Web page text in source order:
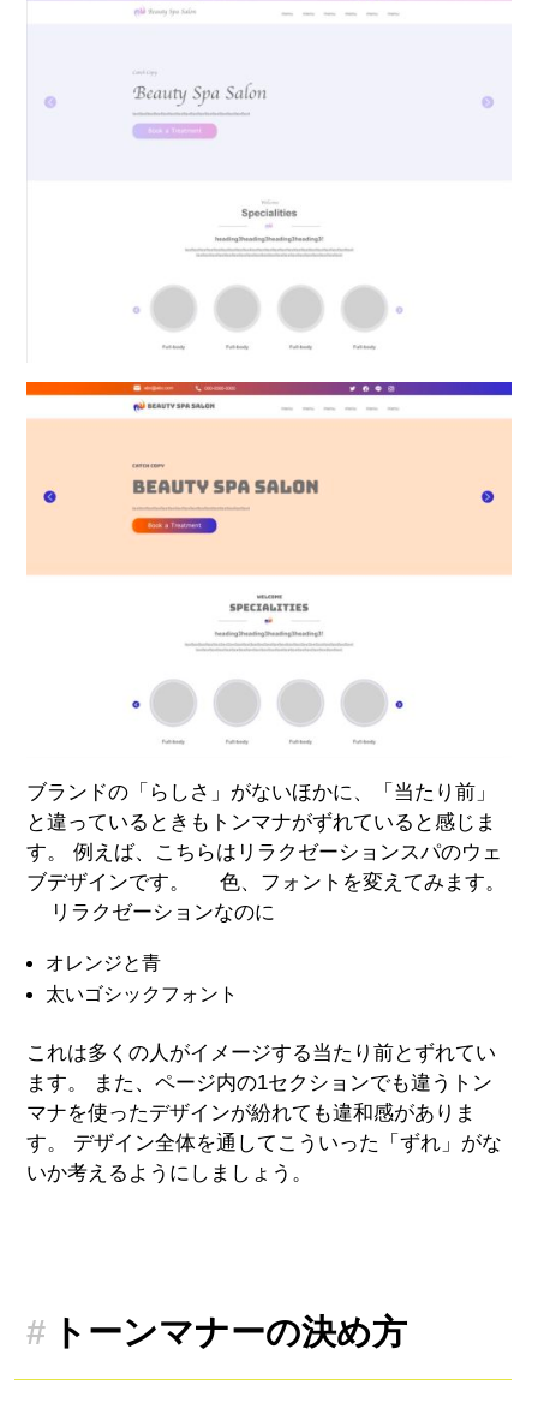
ブランドの「らしさ」がないほかに、「当たり前」
と違っているときもトンマナがずれていると感じま
す。 例えば、こちらはリラクゼーションスパのウェ
ブデザインです。 色、フォントを変えてみます。
リラクゼーションなのに
オレンジと青
太いゴシックフォント
これは多くの人がイメージする当たり前とずれてい
ます。 また、ページ内の1セクションでも違うトン
マナを使ったデザインが紛れても違和感がありま
す。 デザイン全体を通してこういった「ずれ」がな
いか考えるようにしましょう。
トーンマナーの決め方